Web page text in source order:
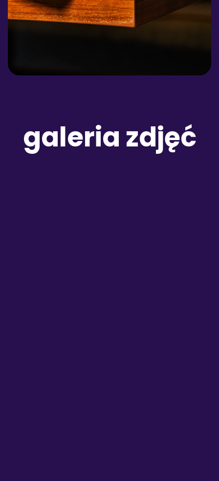
galeria zdjęć